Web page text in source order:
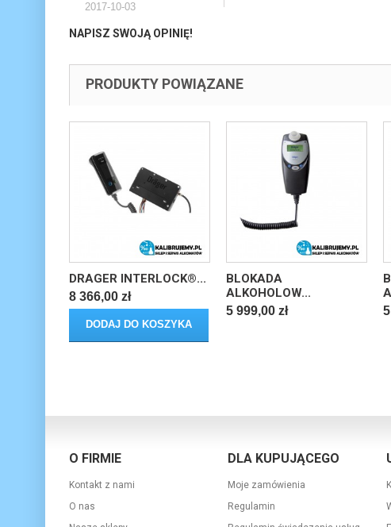
2017-10-03
NAPISZ SWOJĄ OPINIĘ!
PRODUKTY POWIĄZANE
DRAGER INTERLOCK®...
8 366,00 zł
DODAJ DO KOSZYKA
BLOKADA
ALKOHOLOW...
5 999,00 zł
O FIRMIE
Kontakt z nami
O nas
DLA KUPUJĄCEGO
Moje zamówienia
Regulamin